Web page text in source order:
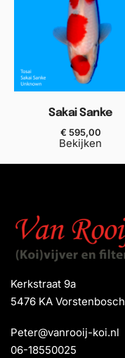
Sakai Sanke
€ 595,00
Bekijken
Kerkstraat 9a
5476 KA Vorstenbosch
Peter@vanrooij-koi.nl
06-18550025